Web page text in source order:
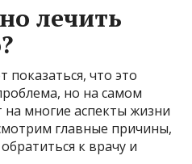
лечить
что это
но на самом
на многие аспекты жизни
главные причины,
к врачу и